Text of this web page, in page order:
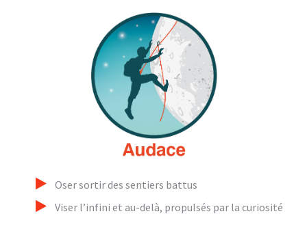
Oser sortir des sentiers battus
Viser l’infini et au-delà, propulsés par la curiosité